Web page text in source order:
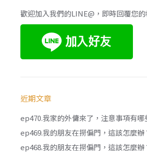
歡迎加入我們的LINE@，即時回覆您的
近期文章
ep470.我家的外傭來了，注意事項有哪
ep469.我的朋友在撈偏門，這該怎麼辦
ep468.我的朋友在撈偏門，這該怎麼辦